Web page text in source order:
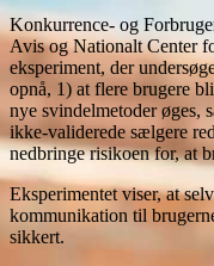
Konkurrence- og
Avis og Nationalt Center
eksperiment, der
opnå, 1) at flere brugere
nye svindelmetoder øges,
ikke-validerede sælgere
nedbringe risikoen for, at
Eksperimentet viser, at
kommunikation til
sikkert.